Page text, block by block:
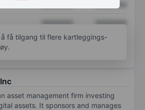
XXXXXXX
XXXXXXX
XXXXXXX
få tilgang til flere kartleggings-
asset management firm investing
assets. It sponsors and manages